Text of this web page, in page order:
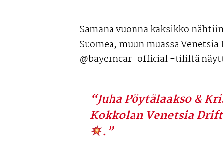
Samana vuonna kaksikko
Suomea, muun muassa
@bayerncar_official -tililtä
“Juha Pöytälaakso &
Kokkolan Venetsia
.”